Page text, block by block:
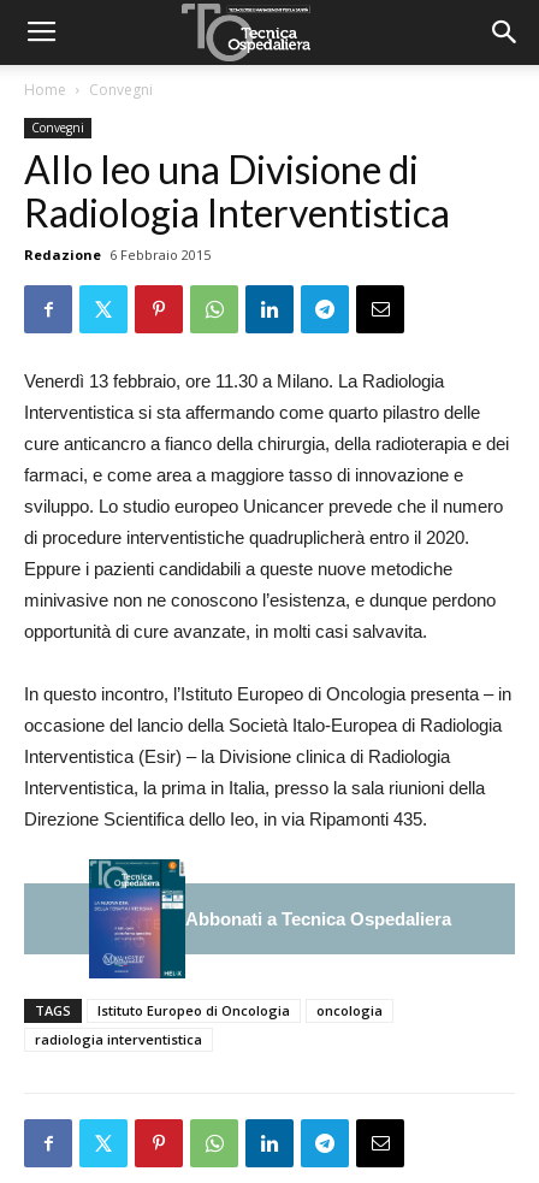
Home Convegni
Convegni
Allo Ieo una Divisione di
Radiologia Interventistica
Redazione 6 Febbraio 2015
Venerdì 13 febbraio, ore 11.30 a Milano. La Radiologia
Interventistica si sta affermando come quarto pilastro delle
cure anticancro a fianco della chirurgia, della radioterapia e dei
farmaci, e come area a maggiore tasso di innovazione e
sviluppo. Lo studio europeo Unicancer prevede che il numero
di procedure interventistiche quadruplicherà entro il 2020.
Eppure i pazienti candidabili a queste nuove metodiche
minivasive non ne conoscono l’esistenza, e dunque perdono
opportunità di cure avanzate, in molti casi salvavita.
In questo incontro, l’Istituto Europeo di Oncologia presenta – in
occasione del lancio della Società Italo-Europea di Radiologia
Interventistica (Esir) – la Divisione clinica di Radiologia
Interventistica, la prima in Italia, presso la sala riunioni della
Direzione Scientifica dello Ieo, in via Ripamonti 435.
Abbonati a Tecnica Ospedaliera
TAGS Istituto Europeo di Oncologia
oncologia
radiologia interventistica